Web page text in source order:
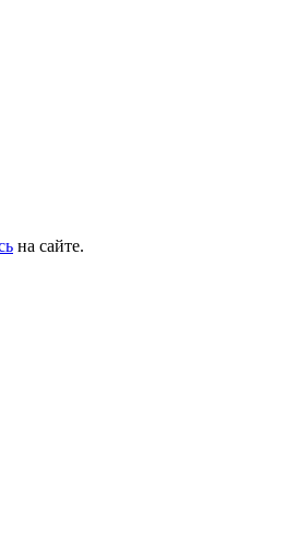
на сайте.